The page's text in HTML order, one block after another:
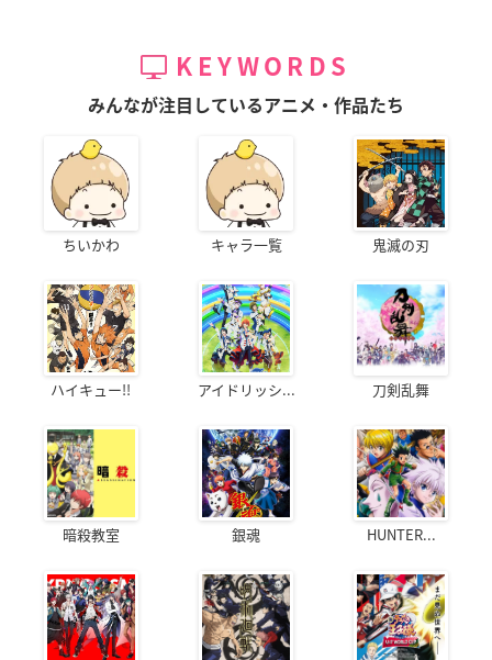
KEYWORDS
みんなが注目しているアニメ・作品たち
ちいかわ キャラ一覧 鬼滅の刃
ハイキュー!! アイドリッシ... 刀剣乱舞
暗殺教室 銀魂 HUNTER...